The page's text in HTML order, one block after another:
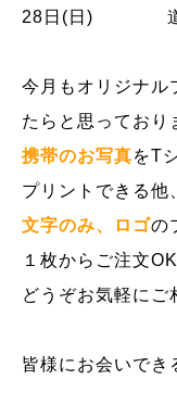
28日(日) 道
今月もオリジナル
たらと思っており
携帯のお写真をT
プリントできる他
文字のみ、ロゴの
１枚からご注文OK
どうぞお気軽に
皆様にお会いでき